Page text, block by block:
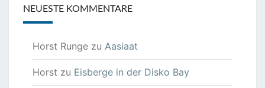
NEUESTE KOMMENTARE
Horst Runge zu Aasiaat
Horst zu Eisberge in der Disko Bay